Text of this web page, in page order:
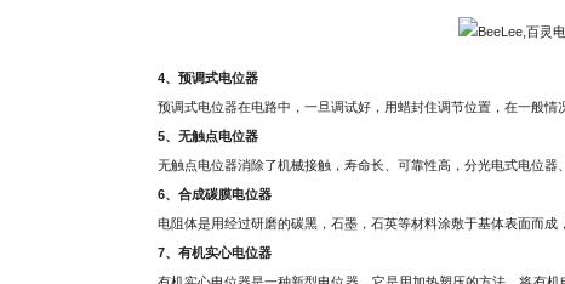
4、预调式电位器
预调式电位器在电路中，一旦调试好，用蜡封住调节位置，在一般情
5、无触点电位器
无触点电位器消除了机械接触，寿命长、可靠性高，分光电式电位器
6、合成碳膜电位器
电阻体是用经过研磨的碳黑，石墨，石英等材料涂敷于基体表面而
7、有机实心电位器
有机实心电位器是一种新型电位器，它是用加热塑压的方法，将有